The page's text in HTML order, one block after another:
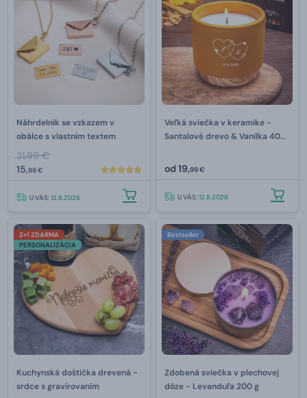
Náhrdelník se vzkazem v
obálce s vlastním textem
31,99 €
15,99 €
U VÁS:12.8.2026
Veľká sviečka v keramike -
Santalové drevo & Vanilka 400
od 19,99 €
U VÁS:12.8.2026
2+1 ZDARMA
PERSONALIZÁCIA
Kuchynská doštička drevená -
srdce s gravírovaním
Bestseller
Zdobená sviečka v plechovej
dóze - Levanduľa 200 g